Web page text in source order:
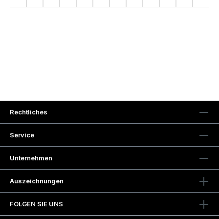
C
O
W
R
C
P
S
V
S
L
G
N
Rechtliches
Service
Unternehmen
Auszeichnungen
FOLGEN SIE UNS